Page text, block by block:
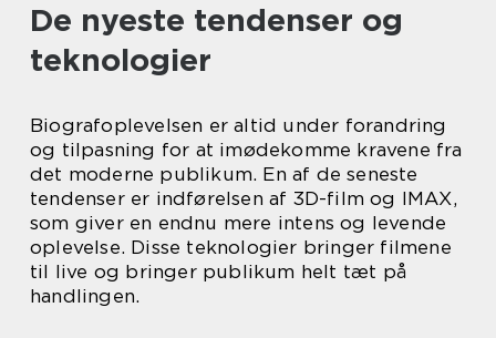
De nyeste tendenser og
teknologier
Biografoplevelsen er altid under forandring
og tilpasning for at imødekomme kravene fra
det moderne publikum. En af de seneste
tendenser er indførelsen af 3D-film og IMAX,
som giver en endnu mere intens og levende
oplevelse. Disse teknologier bringer filmene
til live og bringer publikum helt tæt på
handlingen.